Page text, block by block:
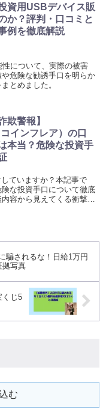
資用USBデバイス販
か？評判・口コミと
例を徹底解説
について、実際の被害
危険な勧誘手口を明らか
とめました。
欺警報】
インフレア）の口
本当？危険な投資手
ていますか？本記事で
な投資手口について徹底
容から見えてくる衝撃の
騙されるな！日給1万円
拠写真
くじ5
む